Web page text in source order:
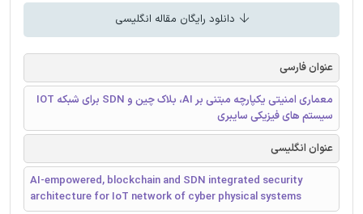
دانلود رایگان مقاله انگلیسی
عنوان فارسی
معماری امنیتی یکپارچه مبتنی بر AI، بلاک چین و SDN برای شبکه IOT
سیستم های فیزیکی سایبری
عنوان انگلیسی
AI-empowered, blockchain and SDN integrated security
architecture for IoT network of cyber physical systems